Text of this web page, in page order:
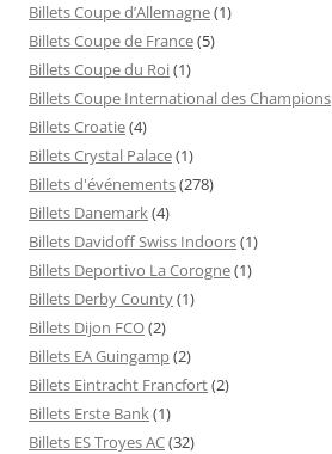
Billets Coupe d’Allemagne(1)
Billets Coupe de France(5)
Billets Coupe du Roi(1)
Billets Coupe International des Champions
Billets Croatie(4)
Billets Crystal Palace(1)
Billets d'événements(278)
Billets Danemark(4)
Billets Davidoff Swiss Indoors(1)
Billets Deportivo La Corogne(1)
Billets Derby County(1)
Billets Dijon FCO(2)
Billets EA Guingamp(2)
Billets Eintracht Francfort(2)
Billets Erste Bank(1)
Billets ES Troyes AC(32)